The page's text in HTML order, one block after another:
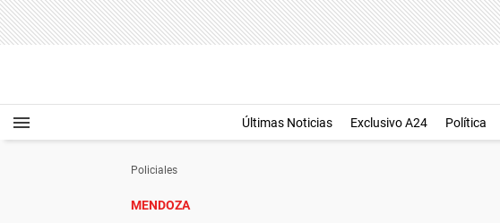
Últimas Noticias Exclusivo A24 Política
Policiales
MENDOZA